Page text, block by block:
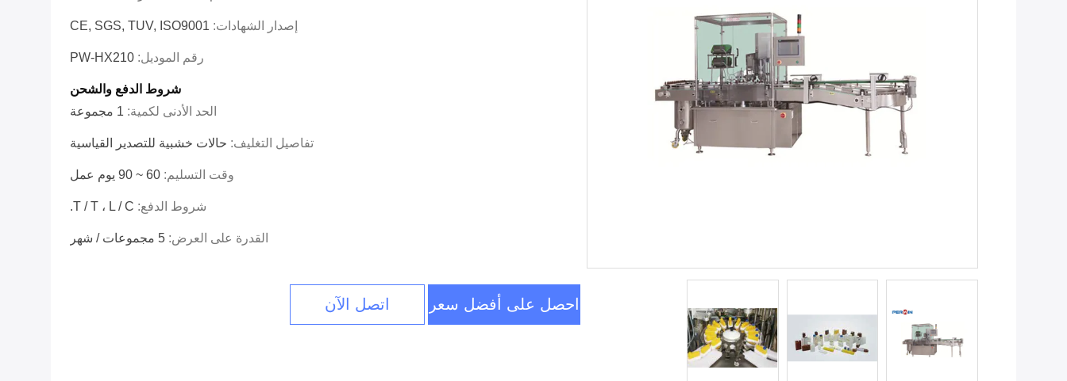
إصدار الشهادات: CE, SGS, TUV, ISO9001
رقم الموديل: PW-HX210
شروط الدفع والشحن
الحد الأدنى لكمية: 1 مجموعة
تفاصيل التغليف: حالات خشبية للتصدير القياسية
وقت التسليم: 60 ~ 90 يوم عمل
شروط الدفع: T / T ، L / C.
القدرة على العرض: 5 مجموعات / شهر
احصل على أفضل سعر اتصل الآن